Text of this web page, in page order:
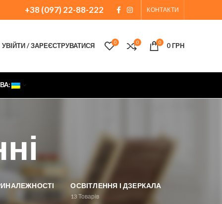
+38 (097) 22-88-222 КОНТАКТИ
УВІЙТИ / ЗАРЕЄСТРУВАТИСЯ 0 0 0 0ГРН
ОСВІТЛЕННЯ І ДЗЕРКАЛА
13 Товарів